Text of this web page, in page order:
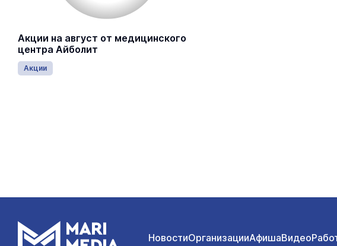
Акции на август от медицинского
центра Айболит
Акции
НовостиОрганизацииАфишаВидео